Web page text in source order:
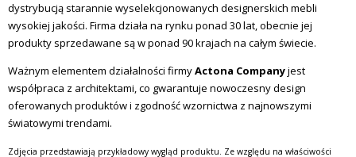
dystrybucją starannie wyselekcjonowanych designerskich mebli
wysokiej jakości. Firma działa na rynku ponad 30 lat, obecnie jej
produkty sprzedawane są w ponad 90 krajach na całym świecie.
Ważnym elementem działalności firmyActona Companyjest
współpraca z architektami, co gwarantuje nowoczesny design
oferowanych produktów i zgodność wzornictwa z najnowszymi
światowymi trendami.
Zdjęcia przedstawiają przykładowy wygląd produktu. Ze względu na właściwości